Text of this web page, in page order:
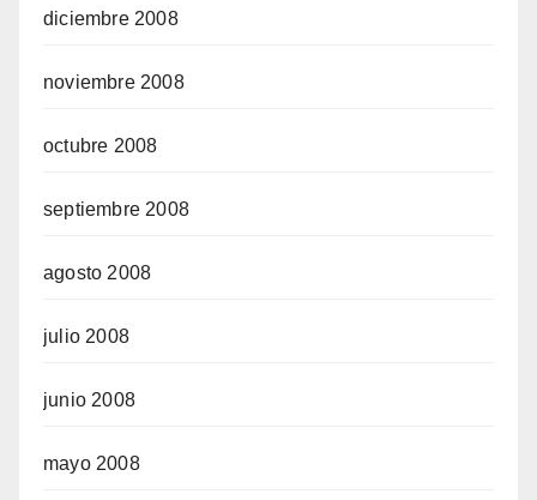
diciembre 2008
noviembre 2008
octubre 2008
septiembre 2008
agosto 2008
julio 2008
junio 2008
mayo 2008